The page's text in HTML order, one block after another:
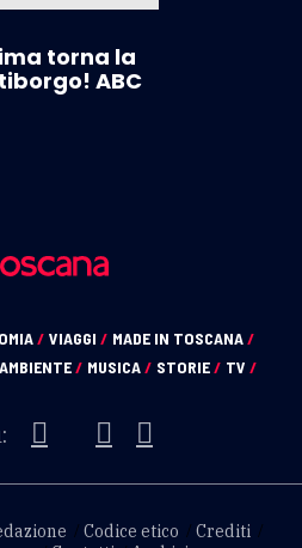
torna la
ABC
/ VIAGGI / MADE IN TOSCANA/
AMBIENTE/ MUSICA/ STORIE/ TV /
Codice etico
Crediti